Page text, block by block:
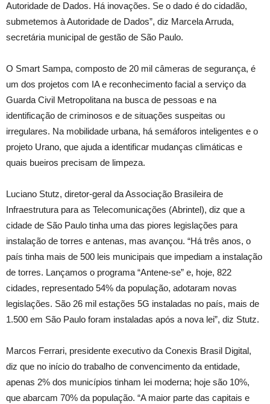
Autoridade de Dados. Há inovações. Se o dado é do cidadão,
submetemos à Autoridade de Dados”, diz Marcela Arruda,
secretária municipal de gestão de São Paulo.
O Smart Sampa, composto de 20 mil câmeras de segurança, é
um dos projetos com IA e reconhecimento facial a serviço da
Guarda Civil Metropolitana na busca de pessoas e na
identificação de criminosos e de situações suspeitas ou
irregulares. Na mobilidade urbana, há semáforos inteligentes e o
projeto Urano, que ajuda a identificar mudanças climáticas e
quais bueiros precisam de limpeza.
Luciano Stutz, diretor-geral da Associação Brasileira de
Infraestrutura para as Telecomunicações (Abrintel), diz que a
cidade de São Paulo tinha uma das piores legislações para
instalação de torres e antenas, mas avançou. “Há três anos, o
país tinha mais de 500 leis municipais que impediam a instalação
de torres. Lançamos o programa “Antene-se” e, hoje, 822
cidades, representado 54% da população, adotaram novas
legislações. São 26 mil estações 5G instaladas no país, mais de
1.500 em São Paulo foram instaladas após a nova lei”, diz Stutz.
Marcos Ferrari, presidente executivo da Conexis Brasil Digital,
diz que no início do trabalho de convencimento da entidade,
apenas 2% dos municípios tinham lei moderna; hoje são 10%,
que abarcam 70% da população. “A maior parte das capitais e